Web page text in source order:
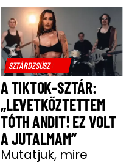
SZTÁRDZSÚSZ
A TIKTOK-SZTÁR:
„LEVETKŐZTETTEM
TÓTH ANDIT! EZ VOLT
A JUTALMAM”
Mutatjuk, mire